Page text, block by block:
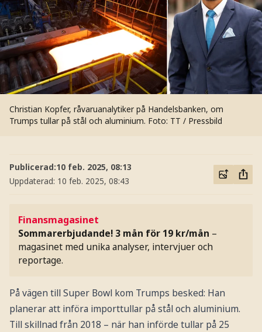
Christian Kopfer, råvaruanalytiker på Handelsbanken, om
Trumps tullar på stål och aluminium. Foto: TT / Pressbild
Publicerad:10 feb. 2025, 08:13
Uppdaterad: 10 feb. 2025, 08:43
Finansmagasinet
Sommarerbjudande! 3 mån för 19 kr/mån –
magasinet med unika analyser, intervjuer och
reportage.
På vägen till Super Bowl kom Trumps besked: Han
planerar att införa importtullar på stål och aluminium.
Till skillnad från 2018 – när han införde tullar på 25